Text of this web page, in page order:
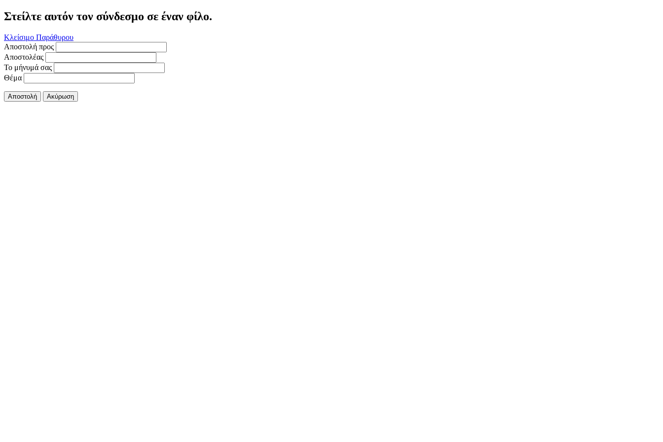
Στείλτε αυτόν τον σύνδεσμο σε έναν φίλο.
Κλείσιμο Παράθυρου
Αποστολή προς
Αποστολέας
Το μήνυμά σας
Θέμα
Αποστολή Ακύρωση